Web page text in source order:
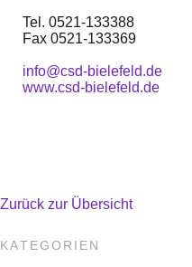
Tel. 0521-133388
Fax 0521-133369
info@csd-bielefeld.de
www.csd-bielefeld.de
Zurück zur Übersicht
KAT EGO R I EN